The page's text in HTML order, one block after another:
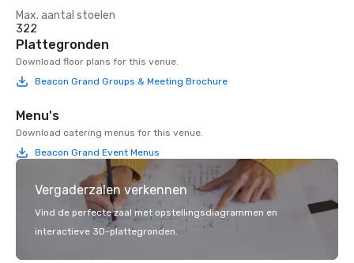
Max. aantal stoelen
322
Plattegronden
Download floor plans for this venue.
Beacon Grand Groups & Meeting Brochure
Menu's
Download catering menus for this venue.
Beacon Grand Event Menus
Vergaderzalen verkennen
Vind de perfecte zaal met opstellingsdiagrammen en
interactieve 3D-plattegronden.